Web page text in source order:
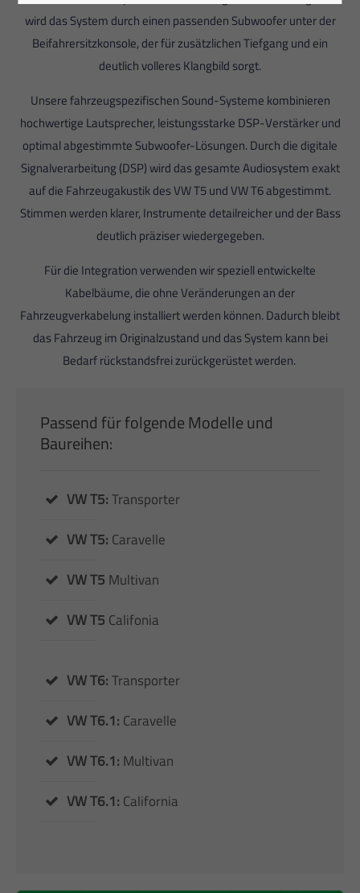
wird das System durch einen passenden Subwoofer unter der
Beifahrersitzkonsole, der für zusätzlichen Tiefgang und ein
deutlich volleres Klangbild sorgt.
Unsere fahrzeugspezifischen Sound-Systeme kombinieren
hochwertige Lautsprecher, leistungsstarke DSP-Verstärker und
optimal abgestimmte Subwoofer-Lösungen. Durch die digitale
Signalverarbeitung (DSP) wird das gesamte Audiosystem exakt
auf die Fahrzeugakustik des VW T5 und VW T6 abgestimmt.
Stimmen werden klarer, Instrumente detailreicher und der Bass
deutlich präziser wiedergegeben.
Für die Integration verwenden wir speziell entwickelte
Kabelbäume, die ohne Veränderungen an der
Fahrzeugverkabelung installiert werden können. Dadurch bleibt
das Fahrzeug im Originalzustand und das System kann bei
Bedarf rückstandsfrei zurückgerüstet werden.
Passend für folgende Modelle und
Baureihen:
VW T5:Transporter
VW T5: Caravelle
VW T5 Multivan
VW T5 Califonia
VW T6:Transporter
VW T6.1: Caravelle
VW T6.1: Multivan
VW T6.1: California